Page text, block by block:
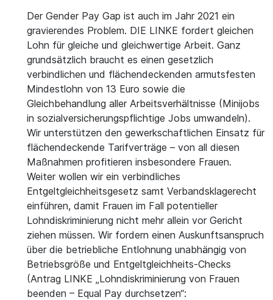
Der Gender Pay Gap ist auch im Jahr 2021 ein
gravierendes Problem. DIE LINKE fordert gleichen
Lohn für gleiche und gleichwertige Arbeit. Ganz
grundsätzlich braucht es einen gesetzlich
verbindlichen und flächendeckenden armutsfesten
Mindestlohn von 13 Euro sowie die
Gleichbehandlung aller Arbeitsverhältnisse (Minijobs
in sozialversicherungspflichtige Jobs umwandeln).
Wir unterstützen den gewerkschaftlichen Einsatz für
flächendeckende Tarifverträge – von all diesen
Maßnahmen profitieren insbesondere Frauen.
Weiter wollen wir ein verbindliches
Entgeltgleichheitsgesetz samt Verbandsklagerecht
einführen, damit Frauen im Fall potentieller
Lohndiskriminierung nicht mehr allein vor Gericht
ziehen müssen. Wir fordern einen Auskunftsanspruch
über die betriebliche Entlohnung unabhängig von
Betriebsgröße und Entgeltgleichheits-Checks
(Antrag LINKE „Lohndiskriminierung von Frauen
beenden – Equal Pay durchsetzen“: